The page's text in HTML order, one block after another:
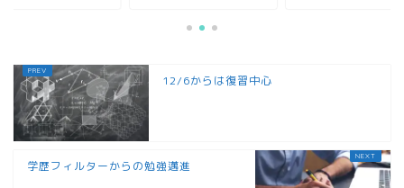
12/6からは復習中心
学歴フィルターからの勉強邁進